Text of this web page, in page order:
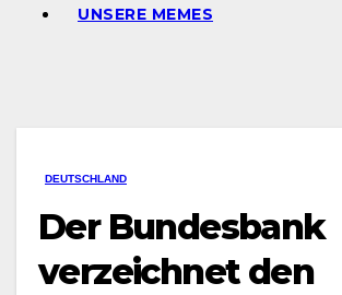
UNSERE MEMES
DEUTSCHLAND
Der Bundesbank
verzeichnet den